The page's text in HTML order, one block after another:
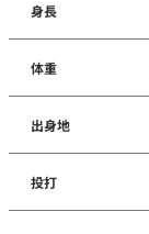
身長
体重
出身地
投打